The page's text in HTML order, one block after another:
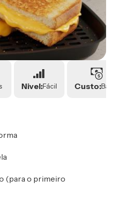
Nivel:Fácil Custo:Baixo
(para o primeiro